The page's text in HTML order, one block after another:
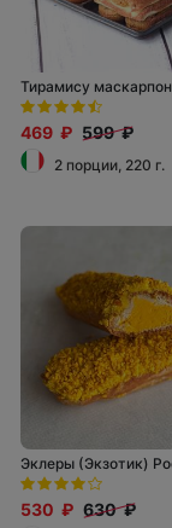
Тирамису
469 ₽ 599 ₽
2 порции, 220 г.
Эклеры (Экзотик)
530 ₽ 630 ₽